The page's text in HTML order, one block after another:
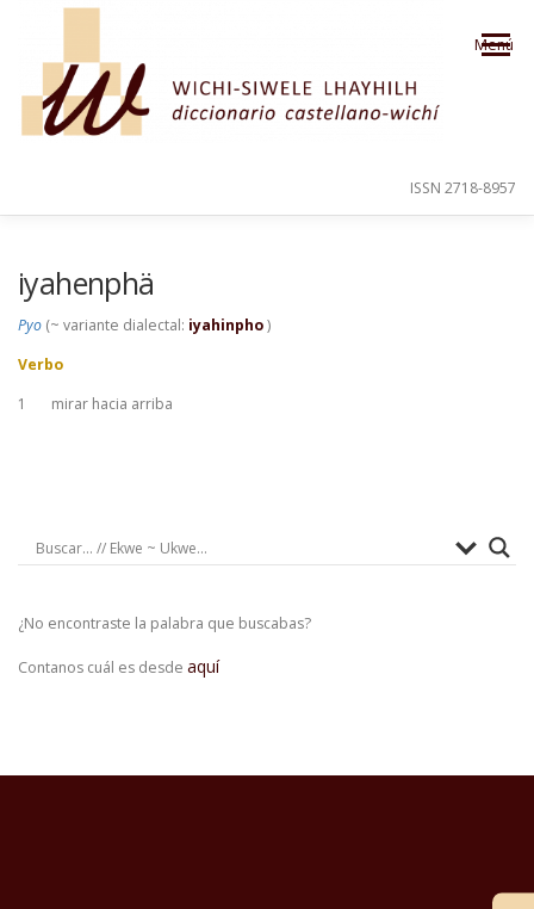
Saltar al contenido
Menú
ISSN 2718-8957
iyahenphä
Pyo (~ variante dialectal: iyahinpho)
Verbo
1
mirar hacia arriba
¿No encontraste la palabra que buscabas?
Contanos cuál es desde aquí